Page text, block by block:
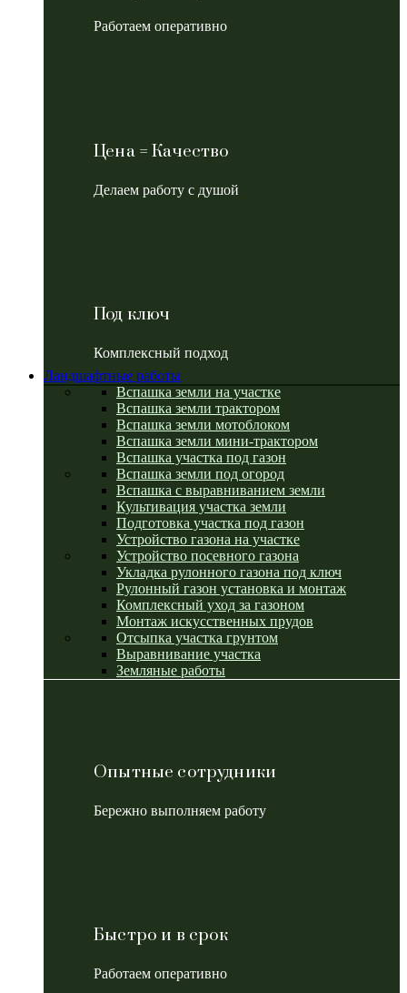
Работаем оперативно
Цена = Качество
Делаем работу с душой
Под ключ
Комплексный подход
Ландшафтные работы
Вспашка земли на участке
Вспашка земли трактором
Вспашка земли мотоблоком
Вспашка земли мини-трактором
Вспашка участка под газон
Вспашка земли под огород
Вспашка с выравниванием земли
Культивация участка земли
Подготовка участка под газон
Устройство газона на участке
Устройство посевного газона
Укладка рулонного газона под ключ
Рулонный газон установка и монтаж
Комплексный уход за газоном
Монтаж искусственных прудов
Отсыпка участка грунтом
Выравнивание участка
Земляные работы
Опытные сотрудники
Бережно выполняем работу
Быстро и в срок
Работаем оперативно